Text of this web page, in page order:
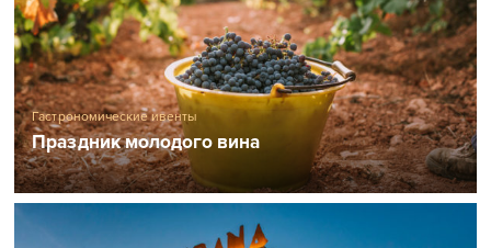
Гастрономические ивенты
Праздник молодого вина